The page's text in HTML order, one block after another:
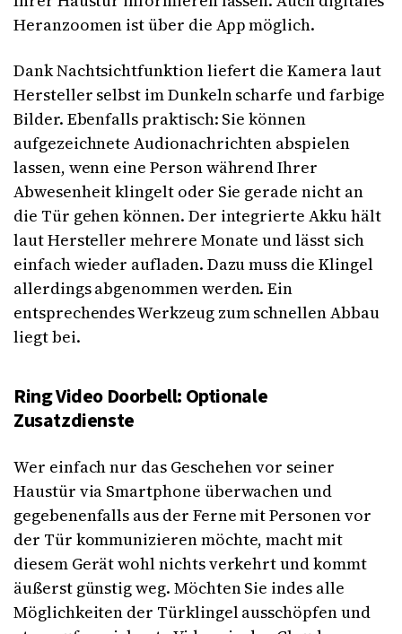
Heranzoomen ist über die App möglich.
Dank Nachtsichtfunktion liefert die Kamera laut
Hersteller selbst im Dunkeln scharfe und farbige
Bilder. Ebenfalls praktisch: Sie können
aufgezeichnete Audionachrichten abspielen
lassen, wenn eine Person während Ihrer
Abwesenheit klingelt oder Sie gerade nicht an
die Tür gehen können. Der integrierte Akku hält
laut Hersteller mehrere Monate und lässt sich
einfach wieder aufladen. Dazu muss die Klingel
allerdings abgenommen werden. Ein
entsprechendes Werkzeug zum schnellen Abbau
liegt bei.
Ring Video Doorbell: Optionale
Zusatzdienste
Wer einfach nur das Geschehen vor seiner
Haustür via Smartphone überwachen und
gegebenenfalls aus der Ferne mit Personen vor
der Tür kommunizieren möchte, macht mit
diesem Gerät wohl nichts verkehrt und kommt
äußerst günstig weg. Möchten Sie indes alle
Möglichkeiten der Türklingel ausschöpfen und